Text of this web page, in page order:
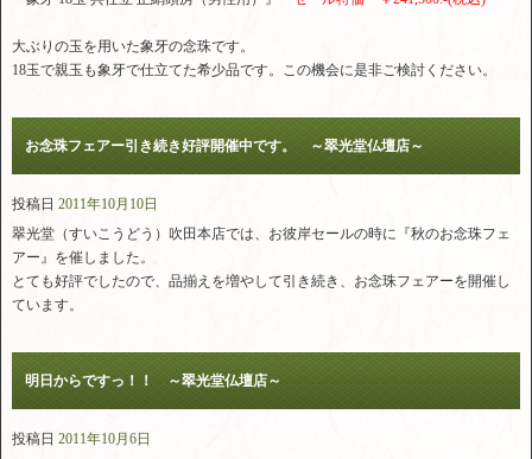
大ぶりの玉を用いた象牙の念珠です。
18玉で親玉も象牙で仕立てた希少品です。この機会に是非ご検討ください。
お念珠フェアー引き続き好評開催中です。 ～翠光堂仏壇店～
投稿日 2011年10月10日
翠光堂（すいこうどう）吹田本店では、お彼岸セールの時に『秋のお念珠フェ
アー』を催しました。
とても好評でしたので、品揃えを増やして引き続き、お念珠フェアーを開催し
ています。
明日からですっ！！ ～翠光堂仏壇店～
投稿日 2011年10月6日